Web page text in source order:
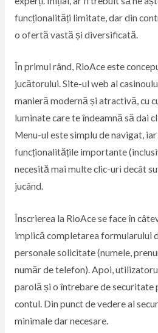
funcționalități limitate, dar din
o ofertă vastă și diversificată.
În primul rând, RioAce este
jucătorului. Site-ul web al
manieră modernă și atractivă, cu
luminate care te îndeamnă să dai
Menu-ul este simplu de navigat, iar
funcționalitățile importante
necesită mai multe clic-uri decât
jucând.
Înscrierea la RioAce se face în
implică completarea formularului
personale solicitate (numele,
număr de telefon). Apoi,
parolă și o întrebare de securitate
contul. Din punct de vedere al
minimale dar necesare.